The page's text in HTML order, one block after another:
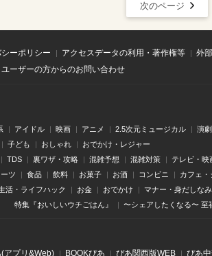
次のページ
ーポリシー アクセスデータの利用・著作権等 外
ーザーの方からのお問い合わせ
アイドル 映画 アニメ 2.5次元ミュージカル 演劇
子ども おしゃれ おでかけ・レジャー
TDS 裏ワザ・攻略 混雑予想 混雑対策 テレビ・映
ツ 食品 飲料 お菓子 お酒 コンビニ カフェ・
活・ライフハック お金 おでかけ マナー・身だしなみ
特集『おいしいウチごはん』 〜シェアしたくなる〜 至
アプリ&Web) BOOKぴあ ぴあ関⻄版WEB ぴあ